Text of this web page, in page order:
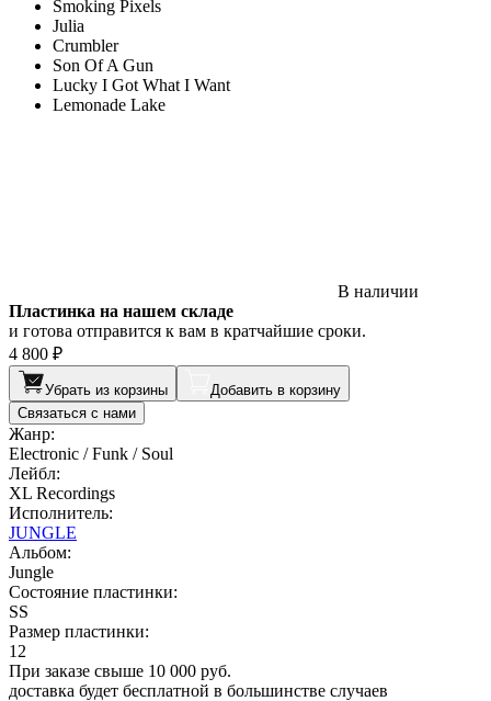
Smoking Pixels
Julia
Crumbler
Son Of A Gun
Lucky I Got What I Want
Lemonade Lake
В наличии
Пластинка на нашем складе
и готова отправится к вам в кратчайшие сроки.
4 800 ₽
Убрать из корзины
Добавить в корзину
Связаться с нами
Жанр:
Electronic / Funk / Soul
Лейбл:
XL Recordings
Исполнитель:
JUNGLE
Альбом:
Jungle
Состояние пластинки:
SS
Размер пластинки:
12
При заказе свыше 10 000 руб.
доставка будет бесплатной в большинстве случаев